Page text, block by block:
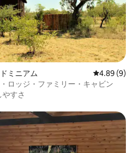
ミニアム レビュー9件
4.89 (9)
ロッジ・ファミリー・キャビン
すさ